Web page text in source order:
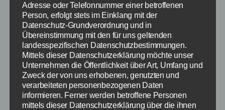
Formel 1: Malaysia
Startaufstellung
29.3.2015 – Qualifying
28.3.2015
Beitragsautor
Von Paul Stelzer Veröffentlichungsdatum
28. März 2015
Adresse oder Telefonnummer einer betroffenen
Person, erfolgt stets im Einklang mit der
Datenschutz-Grundverordnung und in
Übereinstimmung mit den für uns geltenden
landesspezifischen Datenschutzbestimmungen.
Mittels dieser Datenschutzerklärung möchte unser
Unternehmen die Öffentlichkeit über Art, Umfang und
Zweck der von uns erhobenen, genutzten und
verarbeiteten personenbezogenen Daten
informieren. Ferner werden betroffene Personen
mittels dieser Datenschutzerklärung über die ihnen